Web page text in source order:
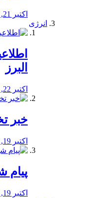
اکتبر 21, 2019
انرژی
البرز
اکتبر 22, 2019
خبر
اکتبر 19, 2019
پیام
اکتبر 19, 2019